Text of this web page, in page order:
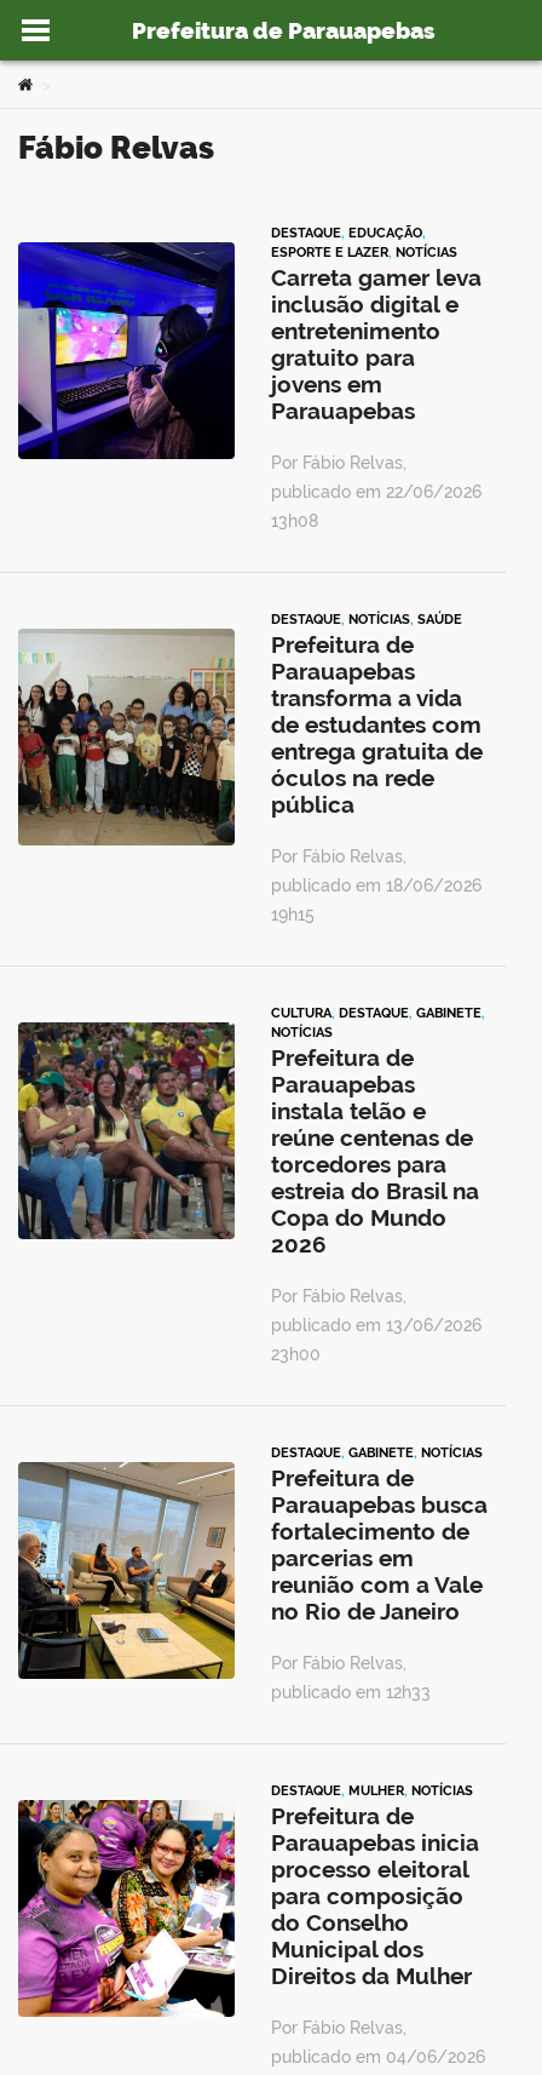
Ir para o conteúdo
Prefeitura de Parauapebas
Você está aqui:
Fábio Relvas
DESTAQUE, EDUCAÇÃO,
ESPORTE E LAZER, NOTÍCIAS
Carreta gamer leva
inclusão digital e
entretenimento
gratuito para
jovens em
Parauapebas
Por Fábio Relvas,
publicado em 22/06/2026
13h08
DESTAQUE, NOTÍCIAS, SAÚDE
Prefeitura de
Parauapebas
transforma a vida
de estudantes com
entrega gratuita de
óculos na rede
pública
Por Fábio Relvas,
publicado em 18/06/2026
19h15
CULTURA, DESTAQUE, GABINETE,
NOTÍCIAS
Prefeitura de
Parauapebas
instala telão e
reúne centenas de
torcedores para
estreia do Brasil na
Copa do Mundo
2026
Por Fábio Relvas,
publicado em 13/06/2026
23h00
DESTAQUE, GABINETE, NOTÍCIAS
Prefeitura de
Parauapebas busca
fortalecimento de
parcerias em
reunião com a Vale
no Rio de Janeiro
Por Fábio Relvas,
publicado em 12h33
DESTAQUE, MULHER, NOTÍCIAS
Prefeitura de
Parauapebas inicia
processo eleitoral
para composição
do Conselho
Municipal dos
Direitos da Mulher
Por Fábio Relvas,
publicado em 04/06/2026